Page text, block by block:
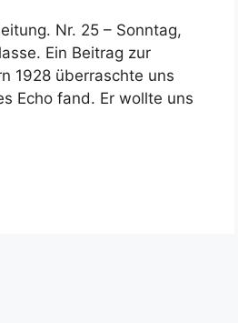
Nr. 25 – Sonntag,
Ein Beitrag zur
1928 überraschte uns
Echo fand. Er wollte uns